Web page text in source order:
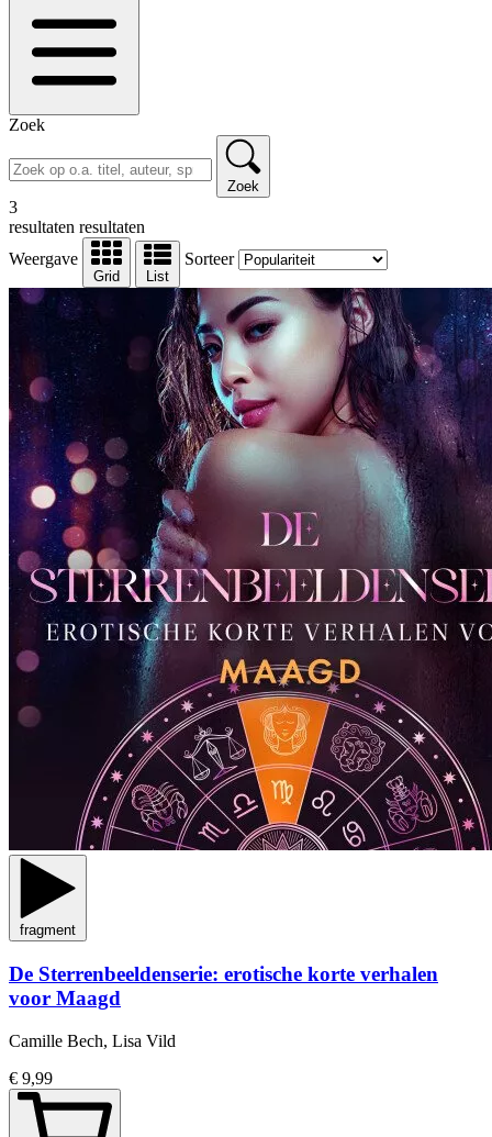
Zoek
Zoek
3
resultaten resultaten
Weergave
Grid List
Sorteer
fragment
De Sterrenbeeldenserie: erotische korte verhalen
voor Maagd
Camille Bech, Lisa Vild
€ 9,99